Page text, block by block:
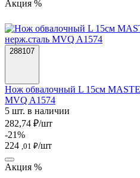
Акция %
288107
Нож обвалочный L 15см
MVQ A1574
5 шт. в наличии
282,74 ₽/шт
-21%
224 ,01 ₽/шт
Акция %